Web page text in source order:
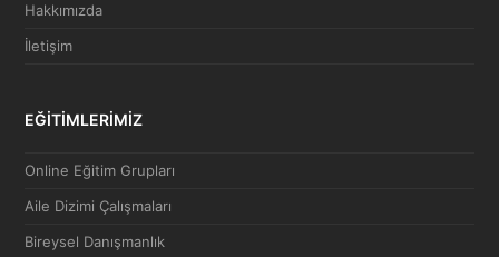
Hakkımızda
İletişim
EĞİTİMLERİMİZ
Online Eğitim Grupları
Aile Dizimi Çalışmaları
Bireysel Danışmanlık